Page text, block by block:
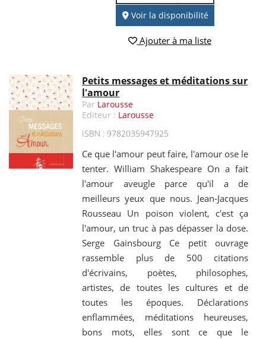
Voir la disponibilité
Ajouter à ma liste
Petits messages et méditations sur
l'amour
Par Larousse
Editeur : Larousse
ISBN : 9782035947925
Ce que l'amour peut faire, l'amour ose le
tenter. William Shakespeare On a fait
l'amour aveugle parce qu'il a de
meilleurs yeux que nous. Jean-Jacques
Rousseau Un poison violent, c'est ça
l'amour, un truc à pas dépasser la dose.
Serge Gainsbourg Ce petit ouvrage
rassemble plus de 500 citations
d'écrivains, poètes, philosophes,
artistes, de toutes les cultures et de
toutes les époques. Déclarations
enflammées, méditations heureuses,
bons mots, elles sont ce que le